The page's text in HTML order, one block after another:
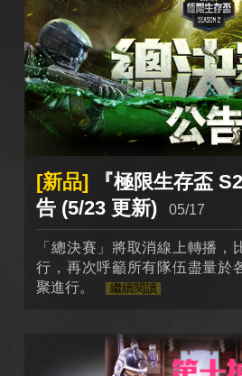
[新品]
『極限生存盃
告 (5/23 更新)
05/17
「總決賽」將取消線上轉播，
行，再次呼籲所有隊伍盡量於
聚進行。
繼續閱讀